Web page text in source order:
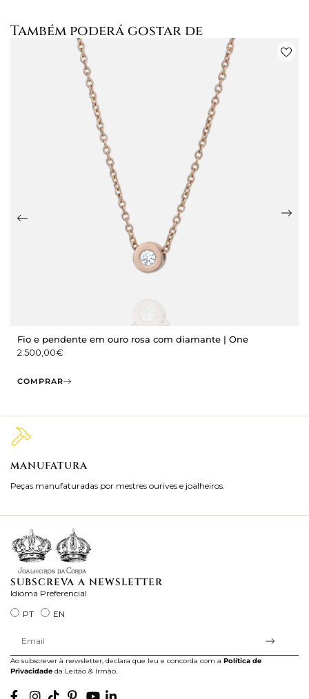
Também poderá gostar de
Fio e pendente em ouro rosa com diamante | One
2.500,00€
COMPRAR
MANUFATURA
Peças manufaturadas por mestres ourives e joalheiros.
SUBSCREVA A NEWSLETTER
Idioma Preferencial
PT
EN
Ao subscrever à newsletter, declara que leu e concorda com a Política de
Privacidade da Leitão & Irmão.